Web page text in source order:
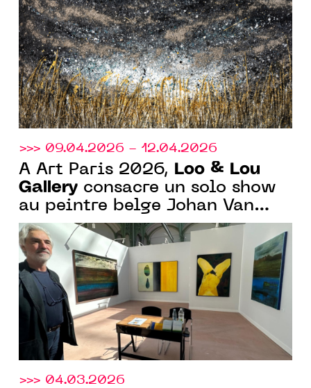
Poujol.
>>> 09.04.2026 - 12.04.2026
À Art Paris 2026,
Loo & Lou
Gallery consacre un solo show
au peintre belge Johan Van
Mullem
>>> 04.03.2026